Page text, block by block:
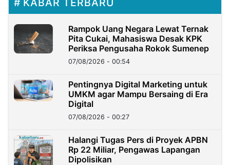
Rampok Uang Negara Lewat Ternak
Pita Cukai, Mahasiswa Desak KPK
Periksa Pengusaha Rokok Sumenep
07/08/2026 - 00:54
Pentingnya Digital Marketing untuk
UMKM agar Mampu Bersaing di Era
Digital
07/08/2026 - 00:27
Halangi Tugas Pers di Proyek APBN
Rp 22 Miliar, Pengawas Lapangan
Dipolisikan